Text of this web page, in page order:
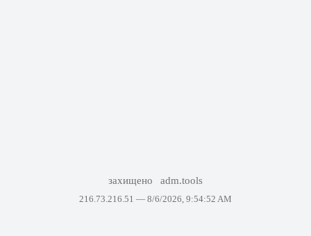
захищено adm.tools
216.73.216.51 — 8/6/2026, 9:54:52 AM